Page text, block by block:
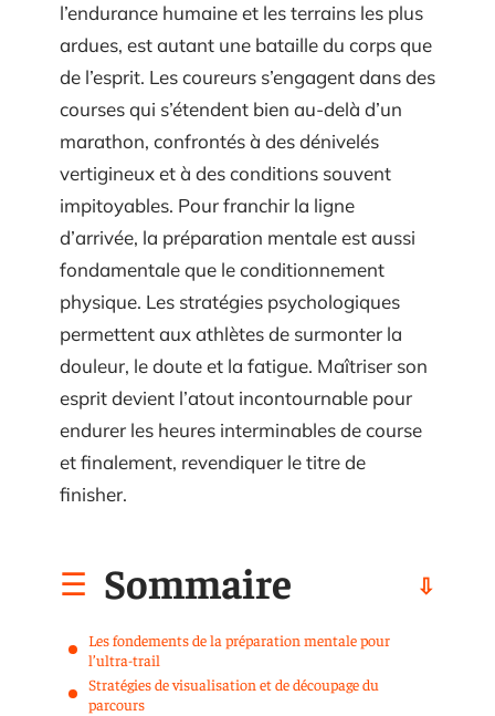
l’endurance humaine et les terrains les plus
ardues, est autant une bataille du corps que
de l’esprit. Les coureurs s’engagent dans des
courses qui s’étendent bien au-delà d’un
marathon, confrontés à des dénivelés
vertigineux et à des conditions souvent
impitoyables. Pour franchir la ligne
d’arrivée, la préparation mentale est aussi
fondamentale que le conditionnement
physique. Les stratégies psychologiques
permettent aux athlètes de surmonter la
douleur, le doute et la fatigue. Maîtriser son
esprit devient l’atout incontournable pour
endurer les heures interminables de course
et finalement, revendiquer le titre de
finisher.
Sommaire
Les fondements de la préparation mentale pour
l’ultra-trail
Stratégies de visualisation et de découpage du
parcours